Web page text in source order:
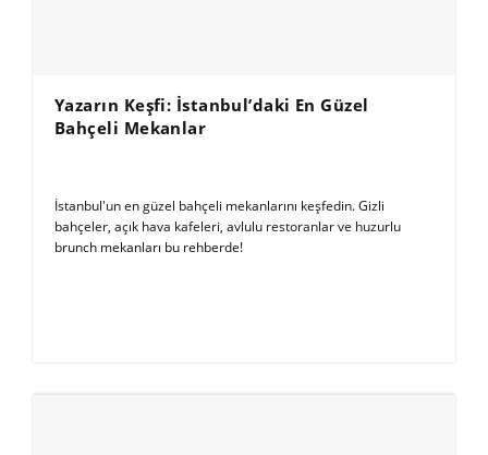
Yazarın Keşfi: İstanbul’daki En Güzel
Bahçeli Mekanlar
İstanbul'un en güzel bahçeli mekanlarını keşfedin. Gizli
bahçeler, açık hava kafeleri, avlulu restoranlar ve huzurlu
brunch mekanları bu rehberde!